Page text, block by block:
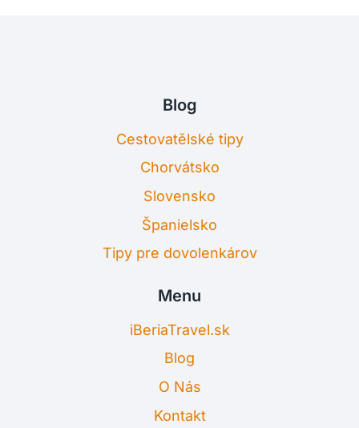
Blog
Cestovatělské tipy
Chorvátsko
Slovensko
Španielsko
Tipy pre dovolenkárov
Menu
iBeriaTravel.sk
Blog
O Nás
Kontakt